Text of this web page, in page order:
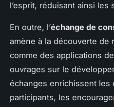
l’esprit, réduisant ainsi les
En outre, l’échange de
amène à la découverte de
comme des applications
ouvrages sur le
échanges enrichissent les
participants, les